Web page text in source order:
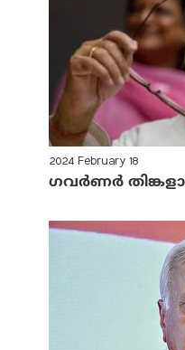
2024 February 18
ഗവര്‍ണര്‍